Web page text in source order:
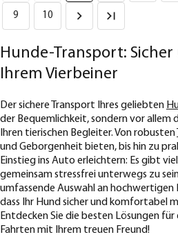
9 10
Hunde-Transport:
Ihrem Vierbeiner
Der sichere Transport Ihres geliebten
der Bequemlichkeit, sondern vor allem
Ihren tierischen Begleiter. Von robusten
und Geborgenheit bieten, bis hin zu
Einstieg ins Auto erleichtern: Es gibt
gemeinsam stressfrei unterwegs zu
umfassende Auswahl an
dass Ihr Hund sicher und komfortabel
Entdecken Sie die besten Lösungen
Fahrten mit Ihrem treuen Freund!